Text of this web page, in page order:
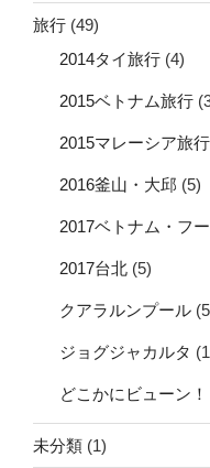
旅行 (49)
2014タイ旅行 (4)
2015ベトナム旅行
2015マレーシア旅行
2016釜山・大邱 (5)
2017ベトナム・フ
2017台北 (5)
クアラルンプール
ジョグジャカルタ
どこかにビューン！
未分類 (1)